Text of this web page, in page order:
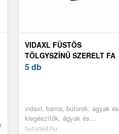
VIDAXL FÜSTÖS
TÖLGYSZÍNŰ SZERELT FA
ÁGYKERET FIÓKOKKAL 90
5 db
vidaxl, barna, bútorok, ágyak és
kiegészítők, ágyak és
ágykeretek
butoraid.hu